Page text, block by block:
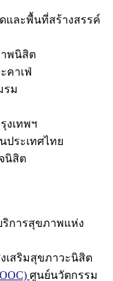
และพื้นที่สร้างสรรค์
พนิสิต
คาเฟ่
รม
งเทพฯ
ประเทศไทย
นิสิต
การสุขภาพแห่ง
เสริมสุขภาวะนิสิต
ศูนย์นวัตกรรม